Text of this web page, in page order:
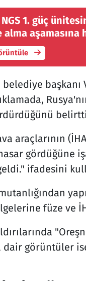
NGS 1. güç
alma aşamasına
araçlarının
gördüğüne
ifadesini
füze ve
görüntüler